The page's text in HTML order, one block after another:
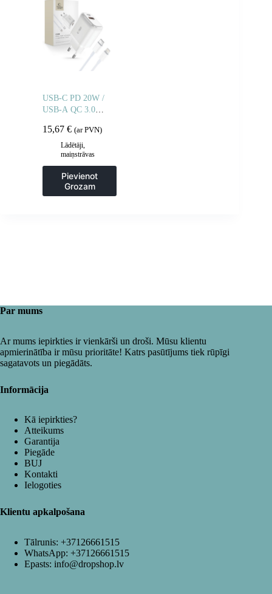
USB-C PD 20W /
USB-A QC 3.0
USB-C / iPhone
Lightning kabeli –
15,67 € (ar PVN)
Lādētāji,
maiņstrāvas
Pievienot
Grozam
Par mums
Ar mums iepirkties ir vienkārši un droši. Mūsu klientu
apmierinātība ir mūsu prioritāte! Katrs pasūtījums tiek rūpīgi
sagatavots un piegādāts.
Informācija
Kā iepirkties?
Atteikums
Garantija
Piegāde
BUJ
Kontakti
Ielogoties
Klientu apkalpošana
Tālrunis: +37126661515
WhatsApp: +37126661515
Epasts: info@dropshop.lv